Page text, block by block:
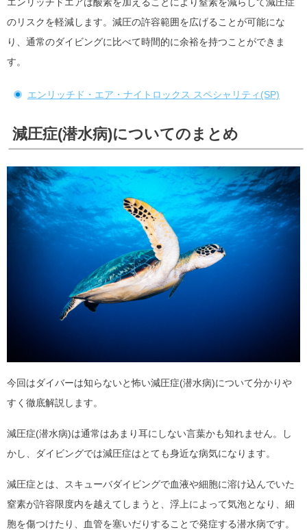
のリスクを軽減します。減圧の許容範囲を広げることが可能にな
り、通常のダイビングに比べて時間的に余裕を持つことができま
す。
エンリッチド・エア・ナイトロックス スペシャリティ(SP)
減圧症(潜水病)についてのまとめ
今回はダイバーは知らないと怖い減圧症(潜水病)について分かりや
すく徹底解説します。
減圧症(潜水病)は通常はあまり耳にしない言葉かも知れません。し
かし、ダイビングでは減圧症はとても身近な病気になります。
減圧症とは、スキューバダイビングで血液や細胞に溶け込んでいた
窒素が許容限度内を越えてしまうと、浮上によって気泡となり、細
胞を傷つけたり、血管を塞いだりすることで発症する潜水病です。